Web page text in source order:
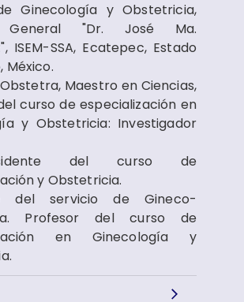
Ginecología y Obstetricia,
General "Dr. José Ma.
ISEM-SSA, Ecatepec, Estado
México.
Maestro en Ciencias,
curso de especialización en
y Obstetricia: Investigador
del curso de
y Obstetricia.
del servicio de Gineco-
Profesor del curso de
en Ginecología y